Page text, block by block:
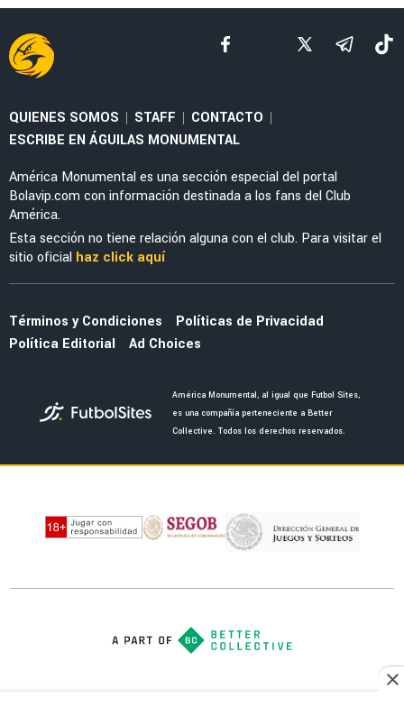
SELECCIÓN MEXICANA
Julián Quiñones habló de su polémica salida
ante Inglaterra
NOTICIAS
crisis financiera en el América